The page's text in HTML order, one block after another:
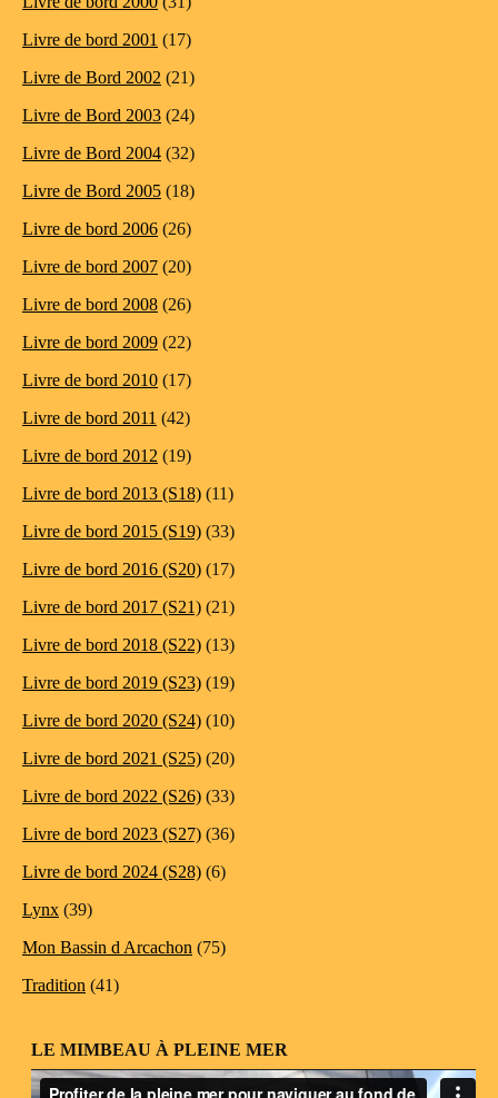
Livre de bord 2001 (17)
Livre de Bord 2002 (21)
Livre de Bord 2003 (24)
Livre de Bord 2004 (32)
Livre de Bord 2005 (18)
Livre de bord 2006 (26)
Livre de bord 2007 (20)
Livre de bord 2008 (26)
Livre de bord 2009 (22)
Livre de bord 2010 (17)
Livre de bord 2011 (42)
Livre de bord 2012 (19)
Livre de bord 2013 (S18) (11)
Livre de bord 2015 (S19) (33)
Livre de bord 2016 (S20) (17)
Livre de bord 2017 (S21) (21)
Livre de bord 2018 (S22) (13)
Livre de bord 2019 (S23) (19)
Livre de bord 2020 (S24) (10)
Livre de bord 2021 (S25) (20)
Livre de bord 2022 (S26) (33)
Livre de bord 2023 (S27) (36)
Livre de bord 2024 (S28) (6)
Lynx (39)
Mon Bassin d Arcachon (75)
Tradition (41)
LE MIMBEAU À PLEINE MER
Lecteur